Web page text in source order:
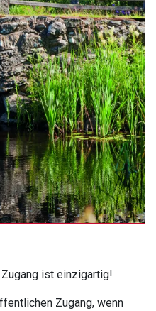
ist einzigartig!
Zugang, wenn